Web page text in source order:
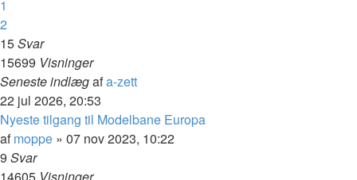
1
2
15Svar
15699 Visninger
Seneste indlægafa-zett
22 jul 2026, 20:53
Nyeste tilgang til Modelbane Europa
afmoppe » 07 nov 2023, 10:22
9 Svar